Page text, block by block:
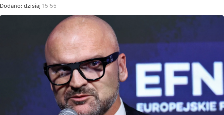
Dodano: dzisiaj 15:55